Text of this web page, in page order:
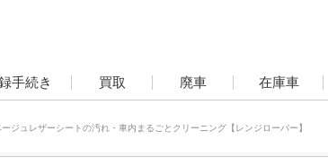
手続き 買取 廃車 在庫車
ージュレザーシートの汚れ・車内まるごとクリーニング【レンジローバー】